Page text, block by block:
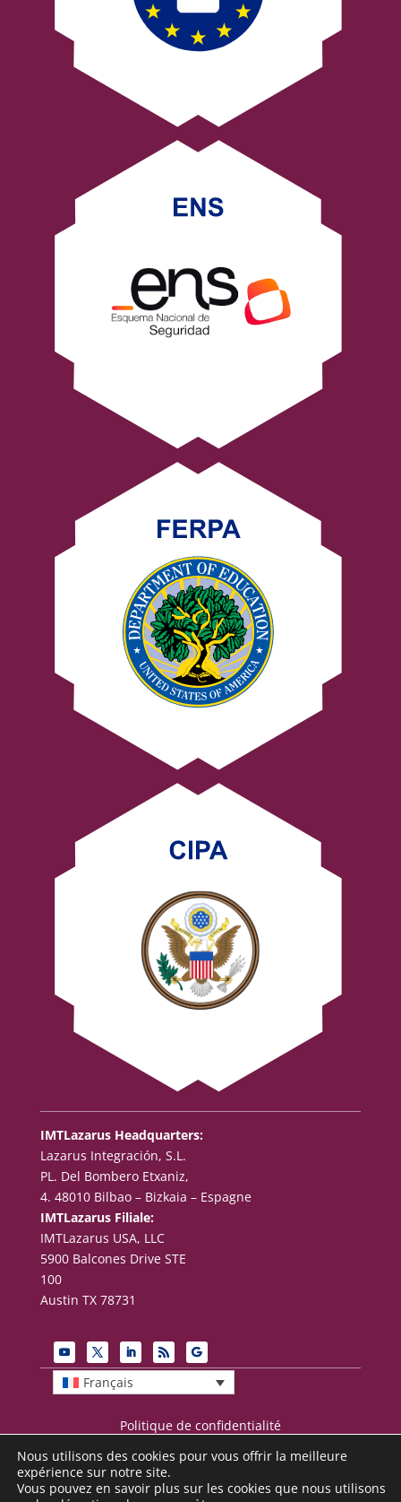
IMTLazarus Headquarters:
Lazarus Integración, S.L.
PL. Del Bombero Etxaniz,
4. 48010 Bilbao – Bizkaia – Espagne
IMTLazarus Filiale:
IMTLazarus USA, LLC
5900 Balcones Drive STE
100
Austin TX 78731
Français
Politique de confidentialité
Mentions légales
Nous utilisons des cookies pour vous offrir la meilleure
expérience sur notre site.
Vous pouvez en savoir plus sur les cookies que nous utilisons